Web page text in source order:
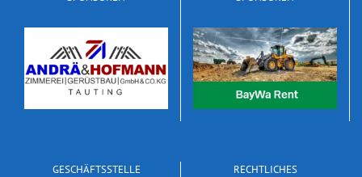
GESCHÄFTSSTELLE RECHTLICHES